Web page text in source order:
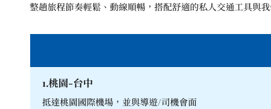
整趟旅程節奏輕鬆、動線順暢，搭配舒適的私人交通工具與
1.桃園-台中
抵達桃園國際機場，並與導遊/司機會面